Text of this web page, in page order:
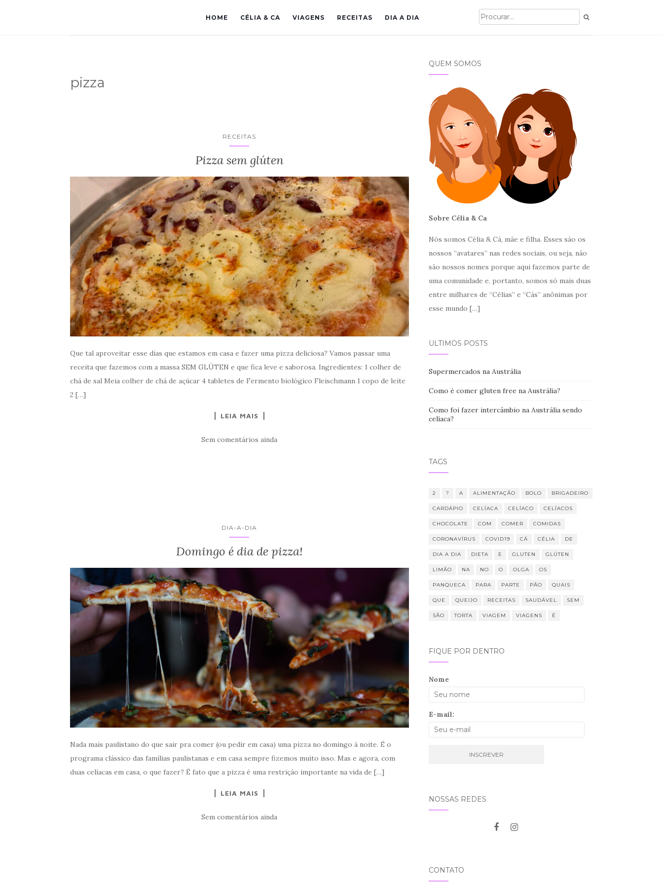
HOME CÉLIA & CA VIAGENS RECEITAS DIA A DIA
pizza
RECEITAS
Pizza sem glúten
Que tal aproveitar esse dias que estamos em casa e fazer uma pizza deliciosa? Vamos passar uma
receita que fazemos com a massa SEM GLÚTEN e que fica leve e saborosa. Ingredientes: 1 colher de
chá de sal Meia colher de chá de açúcar 4 tabletes de Fermento biológico Fleischmann 1 copo de leite
2 […]
LEIA MAIS
Sem comentários ainda
DIA-A-DIA
Domingo é dia de pizza!
Nada mais paulistano do que sair pra comer (ou pedir em casa) uma pizza no domingo à noite. É o
programa clássico das famílias paulistanas e em casa sempre fizemos muito isso. Mas e agora, com
duas celíacas em casa, o que fazer? É fato que a pizza é uma restrição importante na vida de […]
LEIA MAIS
Sem comentários ainda
QUEM SOMOS
Sobre Célia & Ca
Nós somos Célia & Cá, mãe e filha. Esses são os
nossos “avatares” nas redes sociais, ou seja, não
são nossos nomes porque aqui fazemos parte de
uma comunidade e, portanto, somos só mais duas
entre milhares de “Célias” e “Cás” anônimas por
esse mundo […]
ÚLTIMOS POSTS
Supermercados na Austrália
Como é comer gluten free na Austrália?
Como foi fazer intercâmbio na Austrália sendo
celíaca?
TAGS
2 ? A ALIMENTAÇÃO BOLO BRIGADEIRO
CARDÁPIO CELÍACA CELÍACO CELÍACOS
CHOCOLATE COM COMER COMIDAS
CORONAVÍRUS COVID19 CÁ CÉLIA DE
DIA A DIA DIETA E GLUTEN GLÚTEN
LIMÃO NA NO O OLGA OS
PANQUECA PARA PARTE PÃO QUAIS
QUE QUEIJO RECEITAS SAUDÁVEL SEM
SÃO TORTA VIAGEM VIAGENS É
FIQUE POR DENTRO
Nome
E-mail:
NOSSAS REDES
CONTATO